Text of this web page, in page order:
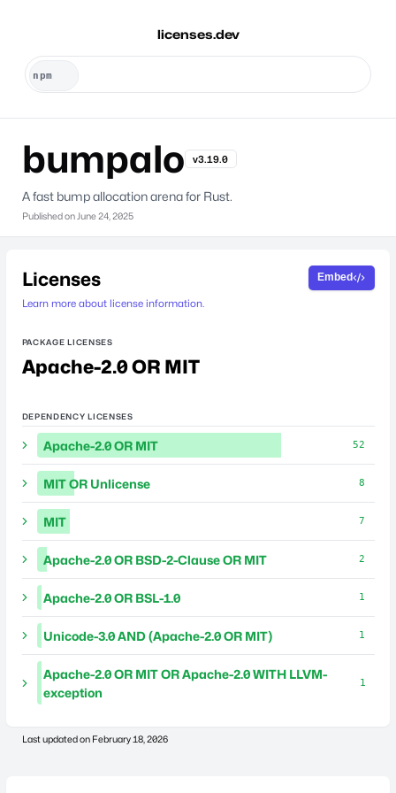
licenses.dev
bumpalo v3.19.0
A fast bump allocation arena for Rust.
Published on June 24, 2025
Licenses
Learn more about license information.
Embed
PACKAGE LICENSES
Apache-2.0 OR MIT
DEPENDENCY LICENSES
Apache-2.0 OR MIT 52
MIT OR Unlicense 8
MIT 7
Apache-2.0 OR BSD-2-Clause OR MIT 2
Apache-2.0 OR BSL-1.0 1
Unicode-3.0 AND (Apache-2.0 OR MIT) 1
Apache-2.0 OR MIT OR Apache-2.0 WITH LLVM-
exception
1
Last updated on February 18, 2026